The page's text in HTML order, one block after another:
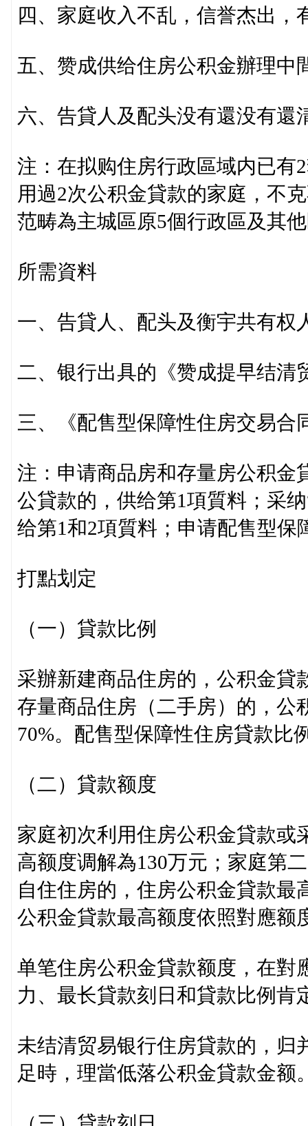
四、家庭收入不乱，信誉杰出，
五、赞成供给住房公积金辦理中
六、告貸人及配头没有還没有還
注：在拟购住房行政區域内已有
用過2次公积金貸款的家庭，不
范畴為主城區原5個行政區及其
所需資料
一、告貸人、配头及衡宇共有权
二、银行出具的《赞成提早结清
三、《配售型保障性住房交易合
注：申请商品房和存量房公积金
公貸款的，供给第1項質料；采
给第1和2項質料；申请配售型保
打點划定
（一）貸款比例
采辦新建商品住房的，公积金貸
存量商品住房（二手房）的，公
70%。配售型保障性住房貸款比
（二）貸款额度
家庭初次利用住房公积金貸款或
高额度调解為130万元；家庭第
自住住房的，住房公积金貸款最
公积金貸款最高额度依照對應额
单笔住房公积金貸款额度，在對
力、最长貸款刻日和貸款比例肯
未结清贸易银行住房貸款的，归
足時，理當低落公积金貸款金额